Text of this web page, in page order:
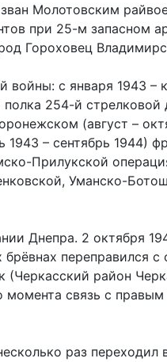
Молотовским
при 25-м запасном
Гороховец
войны: с января 1943 –
полка 254-й
(август –
– сентябрь 1944)
Прилукской
Уманско-
Днепра. 2 октября
переправился
(Черкасский район
момента связь с
раз переходил